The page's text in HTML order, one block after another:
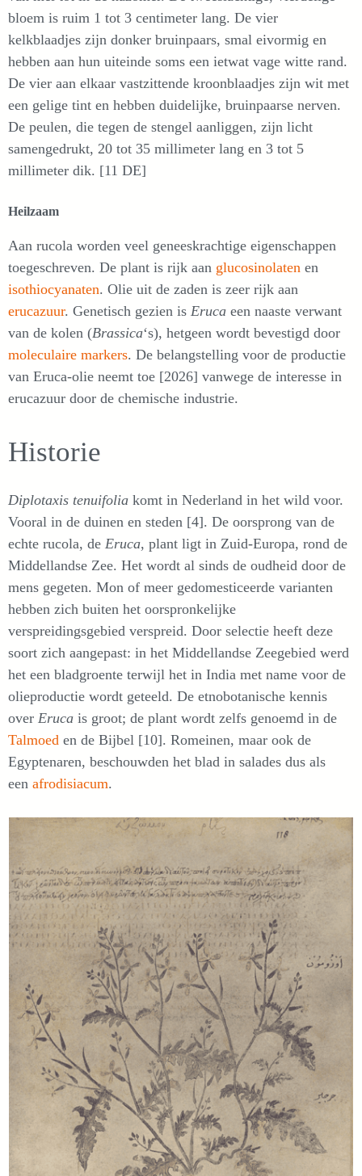
bloem is ruim 1 tot 3 centimeter lang. De vier
kelkblaadjes zijn donker bruinpaars, smal eivormig en
hebben aan hun uiteinde soms een ietwat vage witte rand.
De vier aan elkaar vastzittende kroonblaadjes zijn wit met
een gelige tint en hebben duidelijke, bruinpaarse nerven.
De peulen, die tegen de stengel aanliggen, zijn licht
samengedrukt, 20 tot 35 millimeter lang en 3 tot 5
millimeter dik. [11 DE]
Heilzaam
Aan rucola worden veel geneeskrachtige eigenschappen
toegeschreven. De plant is rijk aan glucosinolaten en
isothiocyanaten. Olie uit de zaden is zeer rijk aan
erucazuur. Genetisch gezien is Eruca een naaste verwant
van de kolen (Brassica‘s), hetgeen wordt bevestigd door
moleculaire markers. De belangstelling voor de productie
van Eruca-olie neemt toe [2026] vanwege de interesse in
erucazuur door de chemische industrie.
Historie
Diplotaxis tenuifolia komt in Nederland in het wild voor.
Vooral in de duinen en steden [4]. De oorsprong van de
echte rucola, de Eruca, plant ligt in Zuid-Europa, rond de
Middellandse Zee. Het wordt al sinds de oudheid door de
mens gegeten. Mon of meer gedomesticeerde varianten
hebben zich buiten het oorspronkelijke
verspreidingsgebied verspreid. Door selectie heeft deze
soort zich aangepast: in het Middellandse Zeegebied werd
het een bladgroente terwijl het in India met name voor de
olieproductie wordt geteeld. De etnobotanische kennis
over Eruca is groot; de plant wordt zelfs genoemd in de
Talmoed en de Bijbel [10]. Romeinen, maar ook de
Egyptenaren, beschouwden het blad in salades dus als
een afrodisiacum.